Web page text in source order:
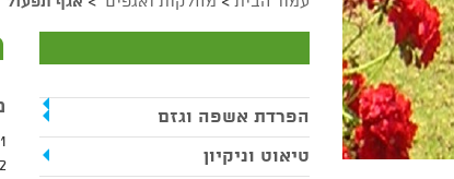
1. ניהול, ניהול, ניהול -תכנון, כתיבת תוכנית עבודה, הצגת יעדים, התאמת תקציב לתוכנית.
2. קבלת החלטות מקצועיות, שיתוף כלל הגורמים וביצוע בלתי מתפשר.
הפרדת אשפה וגזם
טיאוט וניקיון